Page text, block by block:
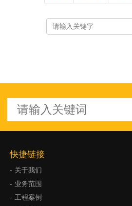
快捷链接
关于我们
业务范围
工程案例